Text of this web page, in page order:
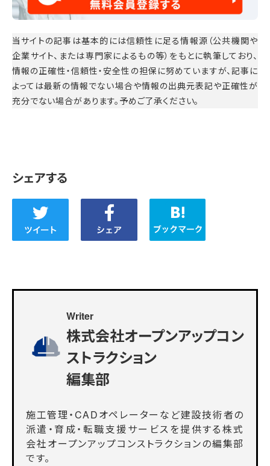
当サイトの記事は基本的には信頼性に足る情報源（公共機関や
企業サイト、または専門家によるもの等）をもとに執筆しており、
情報の正確性・信頼性・安全性の担保に努めていますが、記事に
よっては最新の情報でない場合や情報の出典元表記や正確性が
充分でない場合があります。予めご了承ください。
シェアする
Writer
株式会社オープンアップコン
ストラクション
編集部
施工管理・CADオペレーターなど建設技術者の
派遣・育成・転職支援サービスを提供する株式
会社オープンアップコンストラクションの編集部
です。